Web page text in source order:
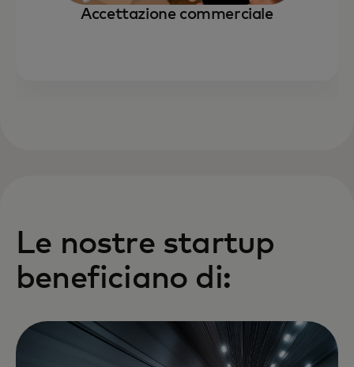
Accettazione commerciale
Le nostre startup
beneficiano di: